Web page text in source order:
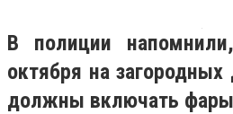
В полиции
октября на загородных
должны включать